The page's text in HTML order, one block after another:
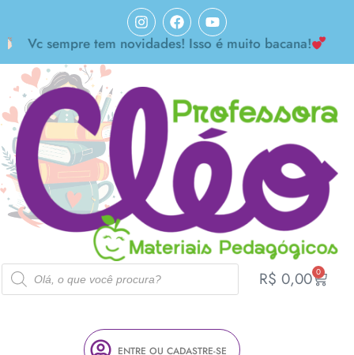
Vc sempre tem novidades! Isso é muito bacana!
R$ 0,00 0
ENTRE OU CADASTRE-SE